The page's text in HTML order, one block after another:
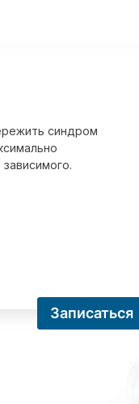
синдром
Записаться